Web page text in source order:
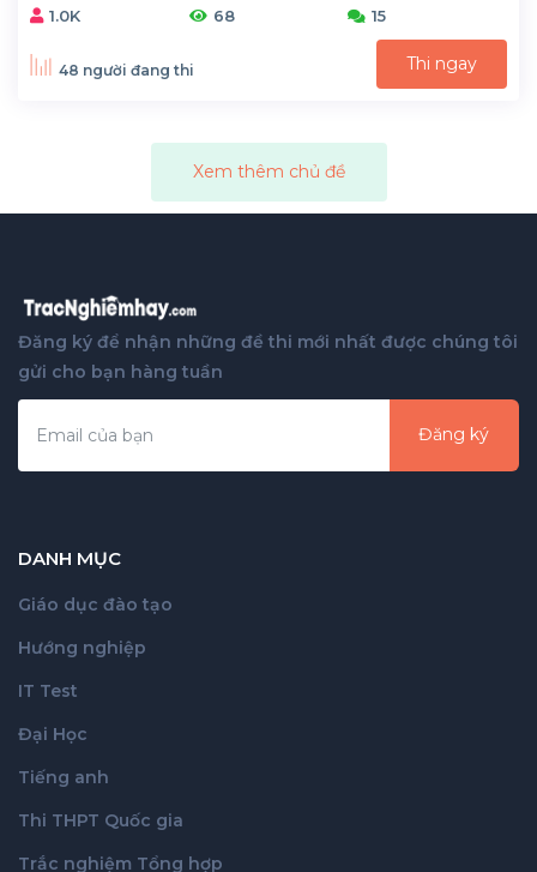
1.0K 68 15
48 người đang thi Thi ngay
Xem thêm chủ đề
Đăng ký để nhận những đề thi mới nhất được chúng tôi
gửi cho bạn hàng tuần
Đăng ký
DANH MỤC
Giáo dục đào tạo
Hướng nghiệp
IT Test
Đại Học
Tiếng anh
Thi THPT Quốc gia
Trắc nghiệm Tổng hợp